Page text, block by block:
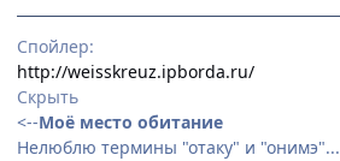
Спойлер:
http://weisskreuz.ipborda.ru/
Скрыть
<--Моё место обитание
Нелюблю термины "отаку" и "онимэ"...